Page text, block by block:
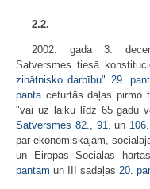
2.2.
2002. gada 3.
Satversmes tiesā
zinātnisko darbību" 29.
pantaceturtās daļas pirmo
"vai uz laiku līdz 65 gadu
Satversmes 82., 91.un
par ekonomiskajām,
un Eiropas Sociālās
pantam un III sadaļas 20.